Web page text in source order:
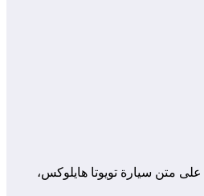
ثمانية أشخاص، بينهم نساء وأطفال، كانوا على متن سيارة تويوتا هايلوكس،